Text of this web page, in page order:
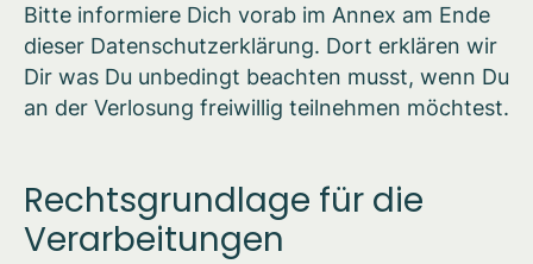
Bitte informiere Dich vorab im Annex am Ende
dieser Datenschutzerklärung. Dort erklären wir
Dir was Du unbedingt beachten musst, wenn Du
an der Verlosung freiwillig teilnehmen möchtest.
Rechtsgrundlage für die
Verarbeitungen